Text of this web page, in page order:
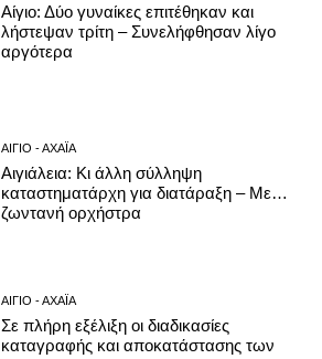
Αίγιο: Δύο γυναίκες επιτέθηκαν και
λήστεψαν τρίτη – Συνελήφθησαν λίγο
αργότερα
ΑΊΓΙΟ - ΑΧΑΪ́Α
Αιγιάλεια: Κι άλλη σύλληψη
καταστηματάρχη για διατάραξη – Με…
ζωντανή ορχήστρα
ΑΊΓΙΟ - ΑΧΑΪ́Α
Σε πλήρη εξέλιξη οι διαδικασίες
καταγραφής και αποκατάστασης των